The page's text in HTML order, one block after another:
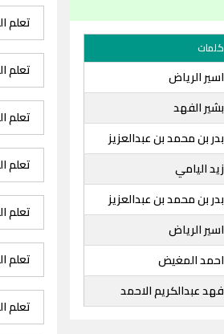
كلمات
اسير الرياض
بشير الفهد
بدر بن محمد بن عبدالعزيز
زيد اليامي
بدر بن محمد بن عبدالعزيز
اسير الرياض
احمد المغيض
فهد عبدالكريم الاحمد
تعلم
تعلم
تعلم
تعلم
تعلم
تعلم
تعلم